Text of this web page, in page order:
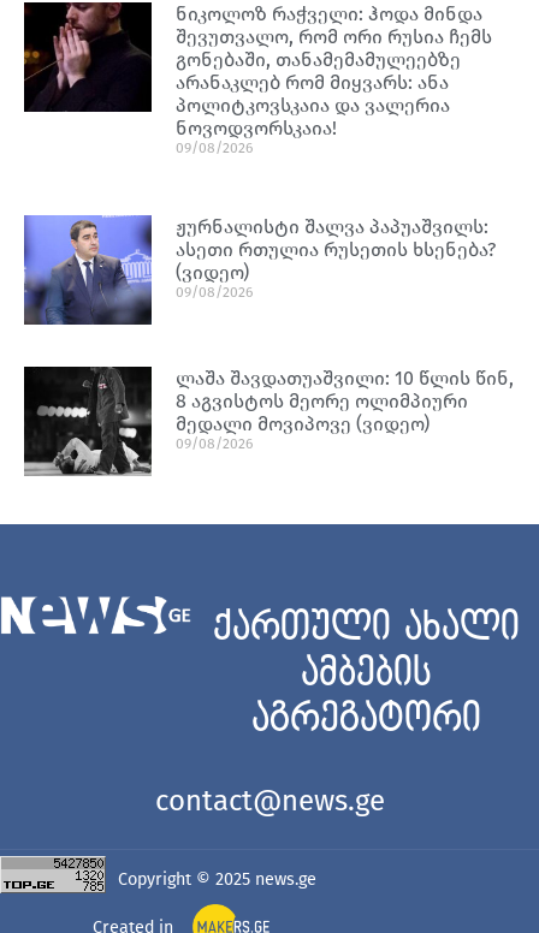
ნიკოლოზ რაჭველი: ჰოდა მინდა
შევუთვალო, რომ ორი რუსია ჩემს
გონებაში, თანამემამულეებზე
არანაკლებ რომ მიყვარს: ანა
პოლიტკოვსკაია და ვალერია
ნოვოდვორსკაია!
09/08/2026
ჟურნალისტი შალვა პაპუაშვილს:
ასეთი რთულია რუსეთის ხსენება?
(ვიდეო)
09/08/2026
ლაშა შავდათუაშვილი: 10 წლის წინ,
8 აგვისტოს მეორე ოლიმპიური
მედალი მოვიპოვე (ვიდეო)
09/08/2026
ქართული ახალი
ამბების
აგრეგატორი
contact@news.ge
Copyright © 2025 news.ge
Created in